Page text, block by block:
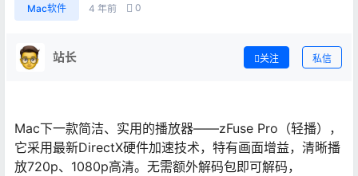
Mac软件 4 年前 0
站长 关注 私信
Mac下一款简洁、实用的播放器——zFuse Pro（轻播），
它采用最新DirectX硬件加速技术，特有画面增益，清晰播
放720p、1080p高清。无需额外解码包即可解码，